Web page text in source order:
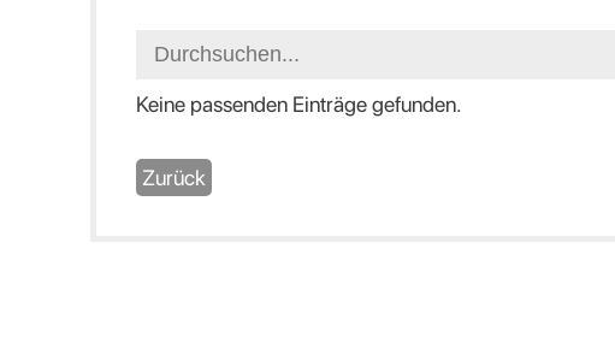
Keine passenden Einträge gefunden.
Zurück